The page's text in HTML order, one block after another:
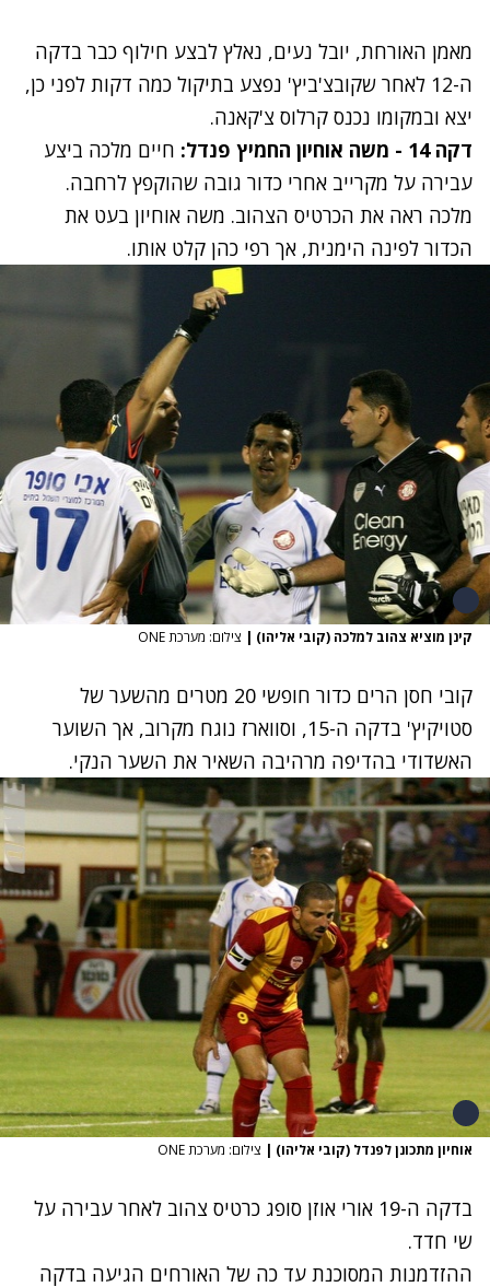
מאמן האורחת, יובל נעים, נאלץ לבצע חילוף כבר בדקה
ה-12 לאחר שקובצ'ביץ' נפצע בתיקול כמה דקות לפני כן,
יצא ובמקומו נכנס קרלוס צ'קאנה.
דקה 14 - משה אוחיון החמיץ פנדל:
חיים מלכה ביצע
עבירה על מקרייב אחרי כדור גובה שהוקפץ לרחבה.
מלכה ראה את הכרטיס הצהוב. משה אוחיון בעט את
הכדור לפינה הימנית, אך רפי כהן קלט אותו.
קינן מוציא צהוב למלכה (קובי אליהו) | צילום: מערכת ONE
קובי חסן הרים כדור חופשי 20 מטרים מהשער של
סטויקיץ' בדקה ה-15, וסווארז נוגח מקרוב, אך השוער
האשדודי בהדיפה מרהיבה השאיר את השער הנקי.
אוחיון מתכונן לפנדל (קובי אליהו) | צילום: מערכת ONE
בדקה ה-19 אורי אוזן סופג כרטיס צהוב לאחר עבירה על
שי חדד.
ההזדמנות המסוכנת עד כה של האורחים הגיעה בדקה